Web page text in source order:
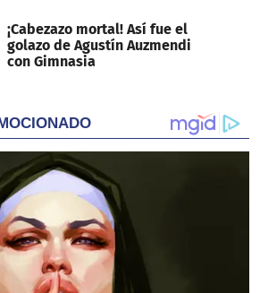
¡Cabezazo mortal! Así fue el
golazo de Agustín Auzmendi
con Gimnasia